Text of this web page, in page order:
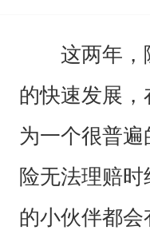
这两年，
的快速发展
为一个很普
险无法理赔
的小伙伴都会